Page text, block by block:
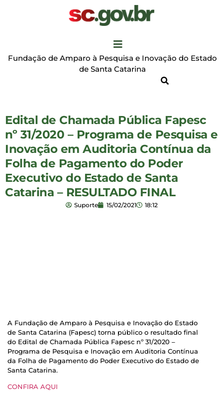
Fundação de Amparo à Pesquisa e Inovação do Estado
de Santa Catarina
Edital de Chamada Pública Fapesc
nº 31/2020 – Programa de Pesquisa e
Inovação em Auditoria Contínua da
Folha de Pagamento do Poder
Executivo do Estado de Santa
Catarina – RESULTADO FINAL
Suporte 15/02/2021 18:12
A Fundação de Amparo à Pesquisa e Inovação do Estado
de Santa Catarina (Fapesc) torna público o resultado final
do Edital de Chamada Pública Fapesc nº 31/2020 –
Programa de Pesquisa e Inovação em Auditoria Contínua
da Folha de Pagamento do Poder Executivo do Estado de
Santa Catarina.
CONFIRA AQUI